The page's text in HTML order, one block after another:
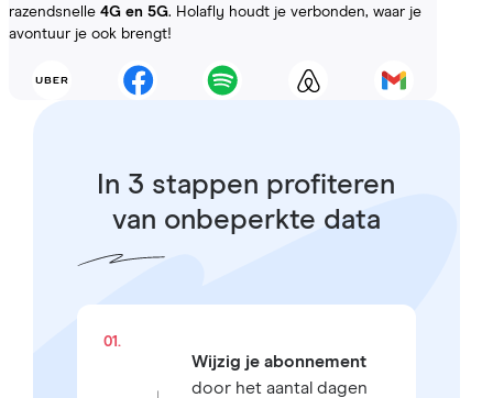
razendsnelle 4G en 5G. Holafly houdt je verbonden, waar je
avontuur je ook brengt!
In 3 stappen profiteren
van onbeperkte data
01.
Wijzig je abonnement
door het aantal dagen